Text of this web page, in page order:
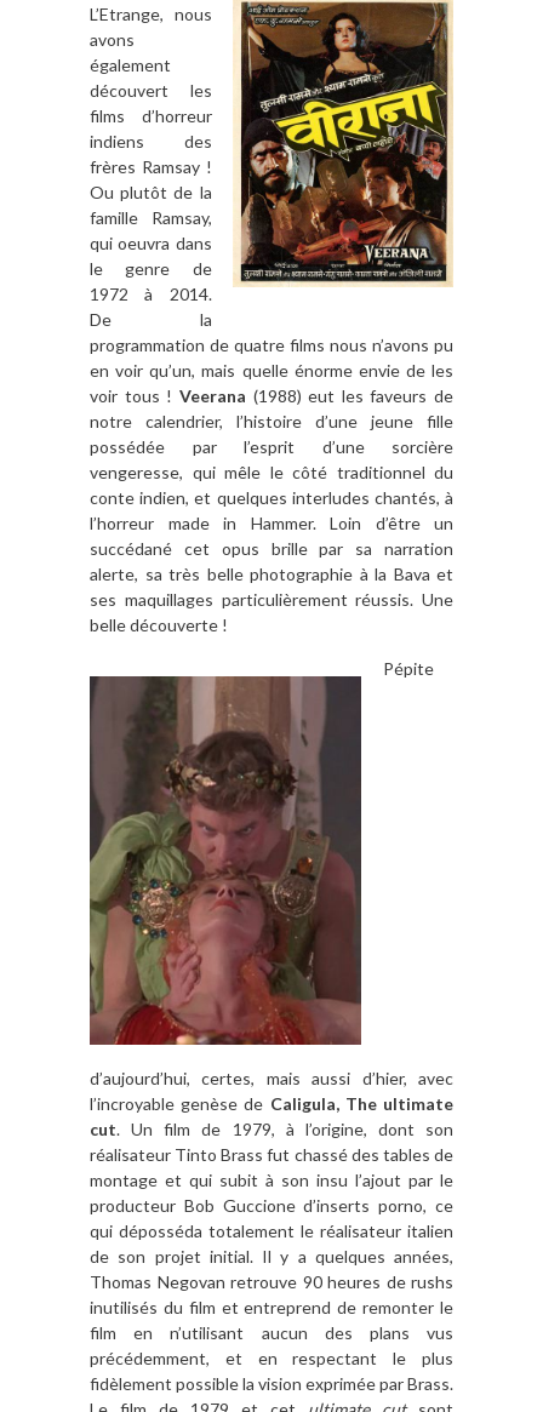
L’Etrange, nous
avons
également
découvert les
films d’horreur
indiens des
frères Ramsay !
Ou plutôt de la
famille Ramsay,
qui oeuvra dans
le genre de
1972 à 2014.
De la
programmation de quatre films nous n’avons pu
en voir qu’un, mais quelle énorme envie de les
voir tous ! Veerana (1988) eut les faveurs de
notre calendrier, l’histoire d’une jeune fille
possédée par l’esprit d’une sorcière
vengeresse, qui mêle le côté traditionnel du
conte indien, et quelques interludes chantés, à
l’horreur made in Hammer. Loin d’être un
succédané cet opus brille par sa narration
alerte, sa très belle photographie à la Bava et
ses maquillages particulièrement réussis. Une
belle découverte !
Pépite
d’aujourd’hui, certes, mais aussi d’hier, avec
l’incroyable genèse de Caligula, The ultimate
cut. Un film de 1979, à l’origine, dont son
réalisateur Tinto Brass fut chassé des tables de
montage et qui subit à son insu l’ajout par le
producteur Bob Guccione d’inserts porno, ce
qui déposséda totalement le réalisateur italien
de son projet initial. Il y a quelques années,
Thomas Negovan retrouve 90 heures de rushs
inutilisés du film et entreprend de remonter le
film en n’utilisant aucun des plans vus
précédemment, et en respectant le plus
fidèlement possible la vision exprimée par Brass.